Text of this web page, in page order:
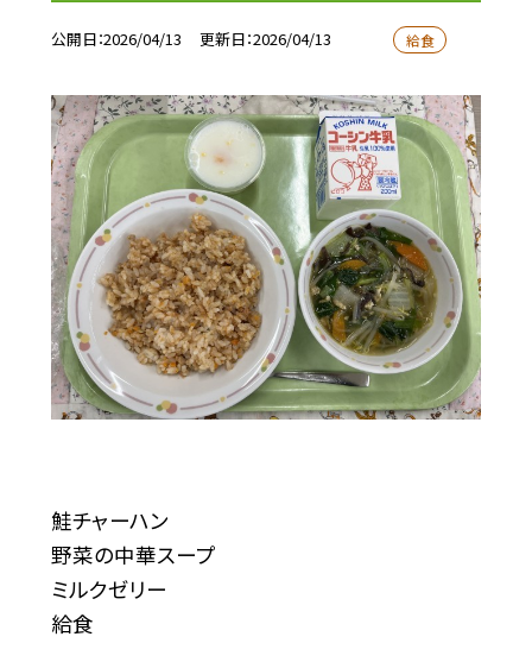
公開日 2026/04/13 更新日 2026/04/13 給食
鮭チャーハン
野菜の中華スープ
ミルクゼリー
給食